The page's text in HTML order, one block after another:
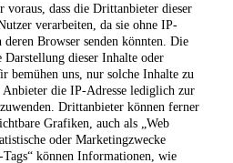
dass die Drittanbieter dieser
verarbeiten, da sie ohne IP-
Browser senden könnten. Die
dieser Inhalte oder
bemühen uns, nur solche Inhalte zu
die IP-Adresse lediglich zur
Drittanbieter können ferner
Grafiken, auch als „Web
oder Marketingzwecke
können Informationen, wie